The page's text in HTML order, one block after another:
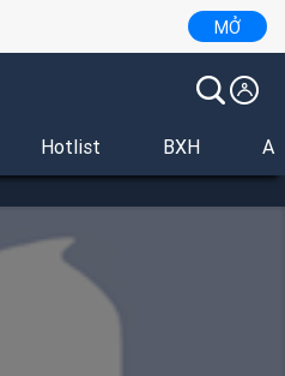
MỞ
Hotlist BXH